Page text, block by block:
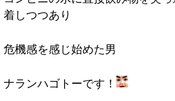
着しつつあり
危機感を感じ始めた男
ナランハゴトーです！